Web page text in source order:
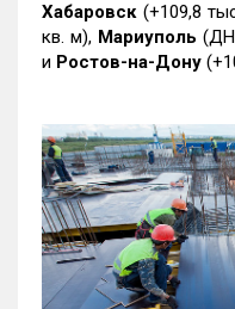
Хабаровск (+109,8
кв. м), Мариуполь
и Ростов-на-Дону